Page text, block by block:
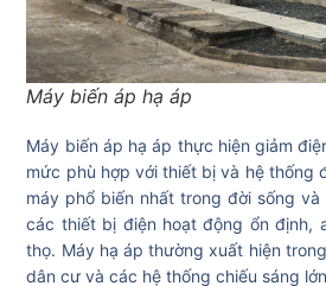
Máy biến áp hạ áp
Máy biến áp hạ áp thực hiện giảm
mức phù hợp với thiết bị và hệ thống
máy phổ biến nhất trong đời sống
các thiết bị điện hoạt động ổn định,
thọ. Máy hạ áp thường xuất hiện
dân cư và các hệ thống chiếu sáng